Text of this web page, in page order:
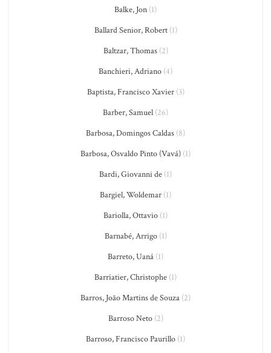
Balke, Jon (1)
Ballard Senior, Robert(1)
Baltzar, Thomas(2)
Banchieri, Adriano (4)
Baptista, Francisco Xavier(3)
Barber, Samuel (26)
Barbosa, Domingos Caldas (8)
Barbosa, Osvaldo Pinto (Vavá) (1)
Bardi, Giovanni de (1)
Bargiel, Woldemar (1)
Bariolla, Ottavio (1)
Barnabé, Arrigo(1)
Barreto, Uaná (1)
Barriatier, Christophe (1)
Barros, João Martins de Souza (2)
Barroso Neto(2)
Barroso, Francisco Paurillo (1)